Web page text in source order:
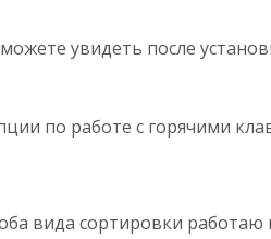
увидеть после
по работе с горячими
вида сортировки работаю